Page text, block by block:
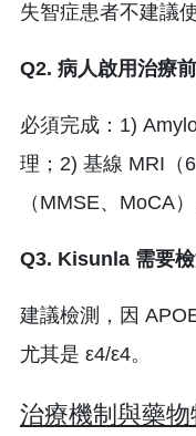
失智症患者不建議使
Q2. 病人啟用治療
必須完成：1)
理；2) 基線 MRI（
（MMSE、MoCA）
Q3. Kisunla 需要
建議檢測，因
尤其是 ε4/ε4。
治療機制與藥物